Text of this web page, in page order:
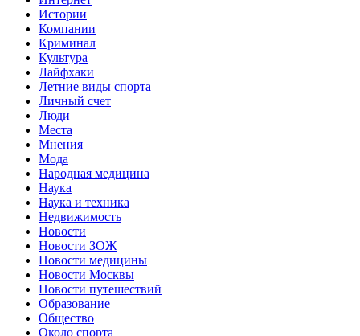
Истории
Компании
Криминал
Культура
Лайфхаки
Летние виды спорта
Личный счет
Люди
Места
Мнения
Мода
Народная медицина
Наука
Наука и техника
Недвижимость
Новости
Новости ЗОЖ
Новости медицины
Новости Москвы
Новости путешествий
Образование
Общество
Около спорта